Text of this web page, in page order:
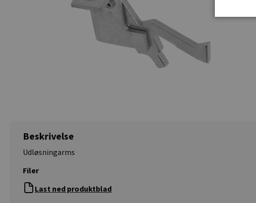
Beskrivelse
Udløsningarms
Filer
Last ned produktblad